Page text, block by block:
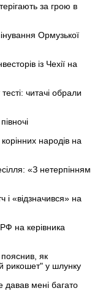
за грою в
Ормузької
із Чехії на
читачі обрали
народів на
«З нетерпінням
«відзначився» на
на керівника
пояснив, як
рикошет" у шлунку
мені багато